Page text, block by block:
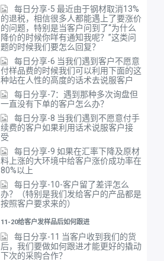
每日分享-5 最近由于钢材取消13%
的退税，相信很多人都能遇上了要涨价
的问题，特别是当客户问到了“为什么
降价的时候你咩有通知我呢？”这类问
题的时候我们要怎么回复？
每日分享-6 当我们遇到客户不愿意
付样品费的时候我们可以利用下面的这
种站在人性的高度的话术去说服客户
每日分享-7：遇到那种多次询盘但
一直没有下单的客户怎么办？
每日分享-8 当我们遇到不愿意付手
续费的客户如果利用话术说服客户接
受
每日分享-9 如果在汇率下降及原材
料上涨的大环境中给客户涨价成功率在
80%以上
每日分享-10-客户留了差评怎么
办？（特别是我们发给客户的产品都是
按照客户要求来的）
11-20给客户发样品后如何跟进
每日分享-11 当客户收到我们的货
后，我们要做如何跟进才能更好的撬动
下次的采购合作？